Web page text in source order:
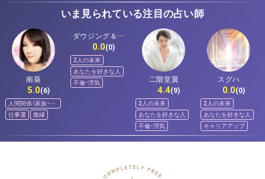
いま見られている注目の占い師
南葵
5.0(6)
人間関係（家族・友
人）
仕事運 復縁
ダウジング＆ス
ピリットメンタ
ー佐和
0.0(0)
2人の未来
あなたを好きな人
不倫・浮気
二階堂翼
4.4(9)
2人の未来
あなたを好きな人
不倫・浮気
スグハ
0.0(0)
2人の未来
あなたを好きな人
キャリアアップ